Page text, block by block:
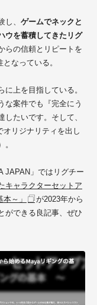
、 ゲームでネックと
ウを蓄積してきたリグ
らの信頼とリピートを
なっている。
上を目指している。
な案件でも『完全にう
たいです。そして、
リジナリティを出し
JAPAN」ではリグチー
キャラクターセットア
～」
が2023年から
ができる良記事、ぜひ